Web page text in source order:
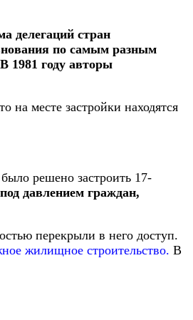
делегаций стран
по самым разным
1981 году авторы
на месте застройки находятся
было решено застроить 17-
под давлением граждан,
перекрыли в него доступ.
жилищное строительство. В